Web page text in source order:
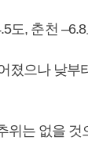
도, 춘천
졌으나 낮부
위는 없을 것